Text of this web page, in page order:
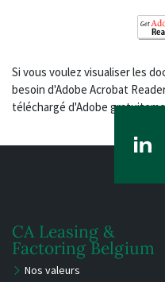
Si vous voulez visualiser les
besoin d'Adobe Acrobat
téléchargé d'Adobe
CA Leasing &
Factoring Belgium
Nos valeurs